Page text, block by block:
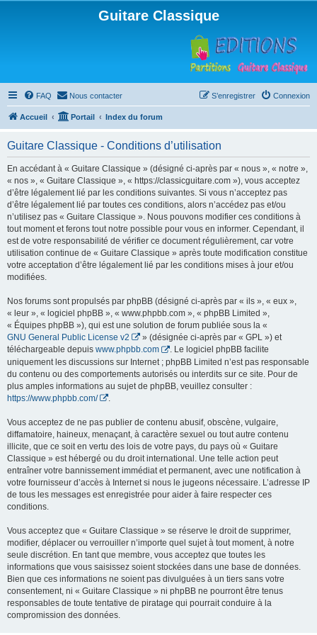
Guitare Classique
FAQ Nous contacter Connexion
S’enregistrer
Accueil Portail Index du forum
Guitare Classique - Conditions d’utilisation
En accédant à « Guitare Classique » (désigné ci-après par « nous », « notre »,
« nos », « Guitare Classique », « https://classicguitare.com »), vous acceptez
d’être légalement lié par les conditions suivantes. Si vous n’acceptez pas
d’être légalement lié par toutes ces conditions, alors n’accédez pas et/ou
n’utilisez pas « Guitare Classique ». Nous pouvons modifier ces conditions à
tout moment et ferons tout notre possible pour vous en informer. Cependant, il
est de votre responsabilité de vérifier ce document régulièrement, car votre
utilisation continue de « Guitare Classique » après toute modification constitue
votre acceptation d’être légalement lié par les conditions mises à jour et/ou
modifiées.
Nos forums sont propulsés par phpBB (désigné ci-après par « ils », « eux »,
« leur », « logiciel phpBB », « www.phpbb.com », « phpBB Limited »,
« Équipes phpBB »), qui est une solution de forum publiée sous la «
GNU General Public License v2
» (désignée ci-après par « GPL ») et
téléchargeable depuis www.phpbb.com
. Le logiciel phpBB facilite
uniquement les discussions sur Internet ; phpBB Limited n’est pas responsable
du contenu ou des comportements autorisés ou interdits sur ce site. Pour de
plus amples informations au sujet de phpBB, veuillez consulter :
https://www.phpbb.com/
Vous acceptez de ne pas publier de contenu abusif, obscène, vulgaire,
diffamatoire, haineux, menaçant, à caractère sexuel ou tout autre contenu
illicite, que ce soit en vertu des lois de votre pays, du pays où « Guitare
Classique » est hébergé ou du droit international. Une telle action peut
entraîner votre bannissement immédiat et permanent, avec une notification à
votre fournisseur d’accès à Internet si nous le jugeons nécessaire. L’adresse IP
de tous les messages est enregistrée pour aider à faire respecter ces
conditions.
Vous acceptez que « Guitare Classique » se réserve le droit de supprimer,
modifier, déplacer ou verrouiller n’importe quel sujet à tout moment, à notre
seule discrétion. En tant que membre, vous acceptez que toutes les
informations que vous saisissez soient stockées dans une base de données.
Bien que ces informations ne soient pas divulguées à un tiers sans votre
consentement, ni « Guitare Classique » ni phpBB ne pourront être tenus
responsables de toute tentative de piratage qui pourrait conduire à la
compromission des données.